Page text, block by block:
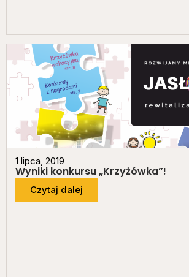
1 lipca, 2019
Wyniki konkursu „Krzyżówka”!
Czytaj dalej